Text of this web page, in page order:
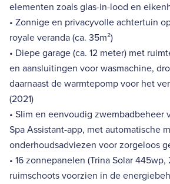
elementen zoals glas-in-lood en
• Zonnige en privacyvolle achtertuin
royale veranda (ca. 35m²)
• Diepe garage (ca. 12 meter) met
en aansluitingen voor wasmachine,
daarnaast de warmtepomp voor het
(2021)
• Slim en eenvoudig zwembadbeheer
Spa Assistant-app, met automatische
onderhoudsadviezen voor zorgeloos
• 16 zonnepanelen (Trina Solar
ruimschoots voorzien in de